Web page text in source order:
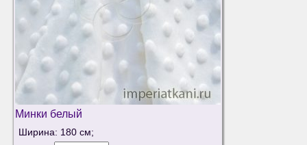
Минки белый
Ширина: 180 см;